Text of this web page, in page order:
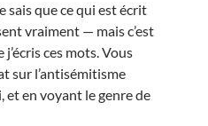
sais que ce qui est écrit
vraiment — mais c’est
ces mots. Vous
sur l’antisémitisme
et en voyant le genre de